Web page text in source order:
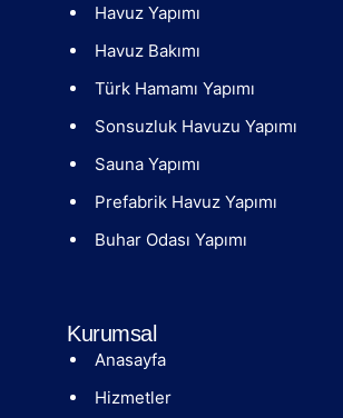
Havuz Yapımı
Havuz Bakımı
Türk Hamamı Yapımı
Sonsuzluk Havuzu Yapımı
Sauna Yapımı
Prefabrik Havuz Yapımı
Buhar Odası Yapımı
Kurumsal
Anasayfa
Hizmetler